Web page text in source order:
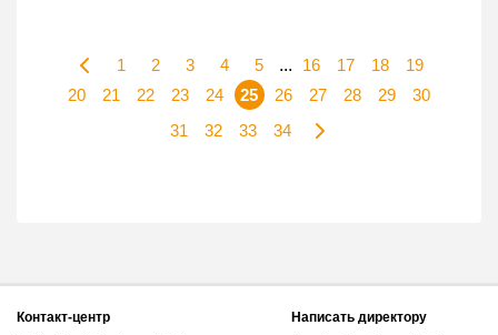
1 2 3 4 5 ... 16 17 18
19
20
21 22 23 24 25 26 27 28 29
30
31
32 33 34
Контакт-центр
Написать директору